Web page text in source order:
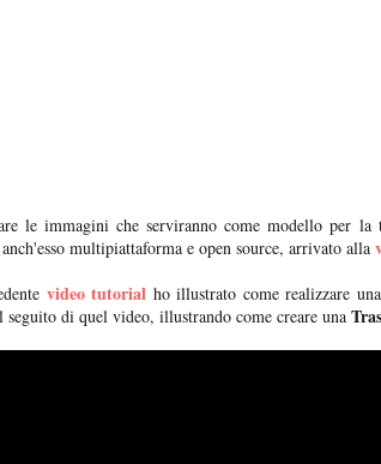
le immagini che serviranno come modello per
multipiattaforma e open source, arrivato alla
video tutorial ho illustrato come realizzare
seguito di quel video, illustrando come creare una